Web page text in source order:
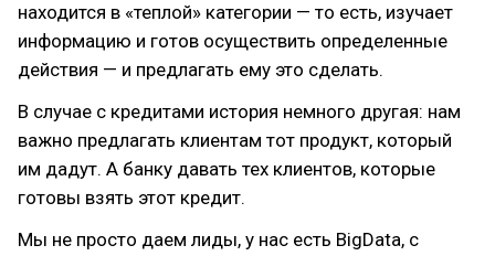
находится в «теплой» категории — то есть, изучает
информацию и готов осуществить определенные
действия — и предлагать ему это сделать.
В случае с кредитами история немного другая: нам
важно предлагать клиентам тот продукт, который
им дадут. А банку давать тех клиентов, которые
готовы взять этот кредит.
Мы не просто даем лиды, у нас есть BigData, с